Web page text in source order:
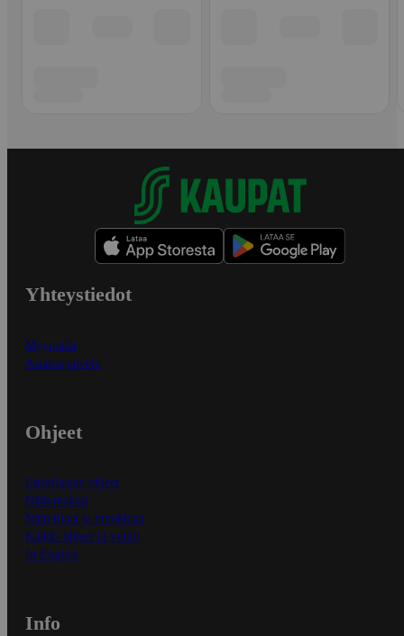
Yhteystiedot
Myymälät
Asiakaspalvelu
Ohjeet
Ensitilaajan ohjeet
Näin maksat
Näin tilaat ja muokkaat
Kaikki ohjeet ja vinkit
In English
Info